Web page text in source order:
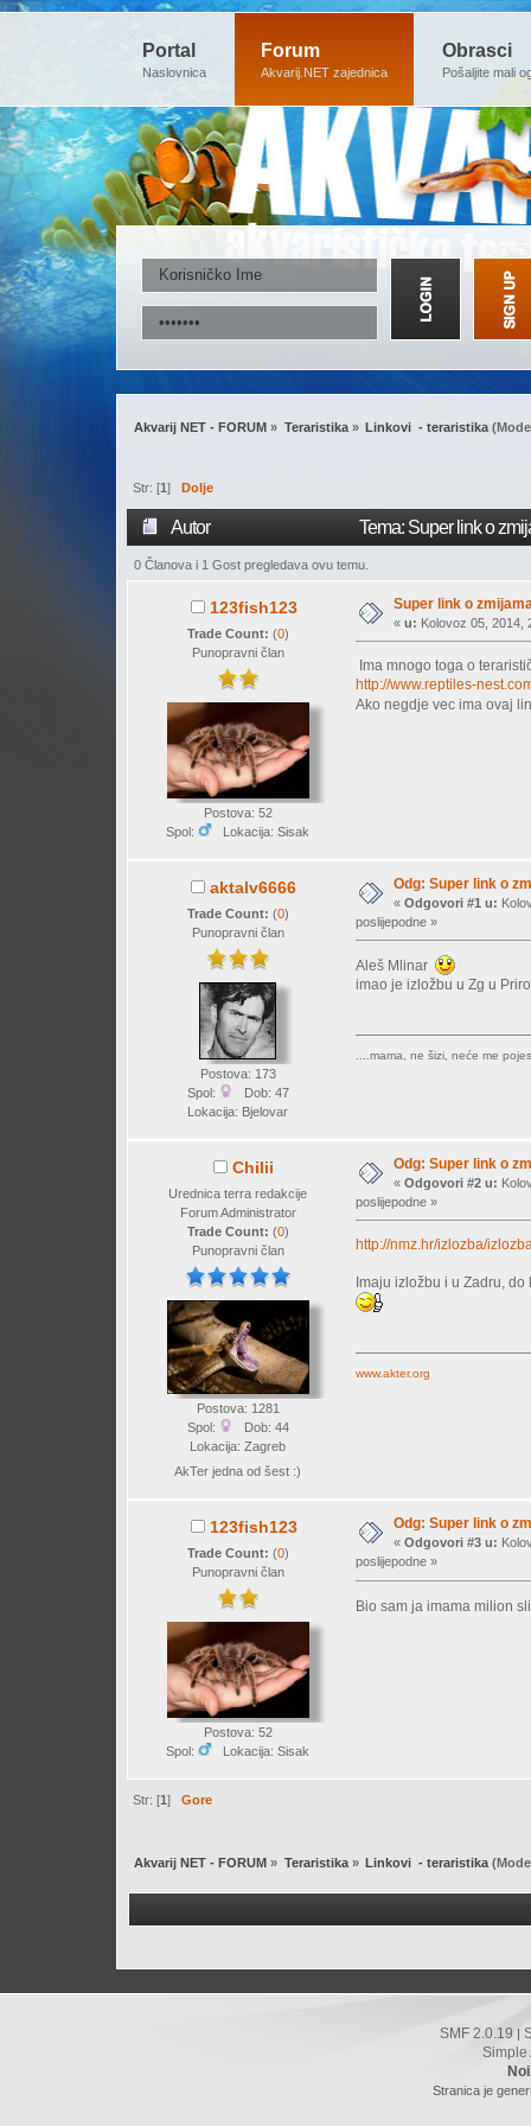
Portal
Naslovnica
Forum
Akvarij.NET zajednica
Obrasci
Pošaljite mali
Akvarij NET - FORUM » Teraristika» Linkovi  - teraristika
Str: [1] Dolje
Autor Tema: Super link o
0 Članova i 1 Gost pregledava ovu temu.
123fish123
Trade Count: (0)
Punopravni član
Postova: 52
Spol:
Lokacija: Sisak
Super link o
« u: Kolovoz 05, 2014,
Ima mnogo toga o
http://www.reptiles-
Ako negdje vec ima ovaj
aktalv6666
Trade Count: (0)
Punopravni član
Postova: 173
Spol:
Dob: 47
Lokacija: Bjelovar
Odg: Super link o
« Odgovori #1 u:
poslijepodne »
Aleš Mlinar
imao je izložbu u Zg u
....mama, ne šizi, neće me
Chilii
Urednica terra redakcije
Forum Administrator
Trade Count: (0)
Punopravni član
Postova: 1281
Spol:
Dob: 44
Lokacija: Zagreb
AkTer jedna od šest :)
Odg: Super link o
« Odgovori #2 u:
poslijepodne »
http://nmz.hr/izlozba/
Imaju izložbu i u Zadru,
www.akter.org
123fish123
Trade Count: (0)
Punopravni član
Postova: 52
Spol:
Lokacija: Sisak
Odg: Super link o
« Odgovori #3 u:
poslijepodne »
Bio sam ja imama milion
Str: [1]Gore
Akvarij NET - FORUM » Teraristika» Linkovi  - teraristika
SMF 2.0.19 |
Simple
Stranica je